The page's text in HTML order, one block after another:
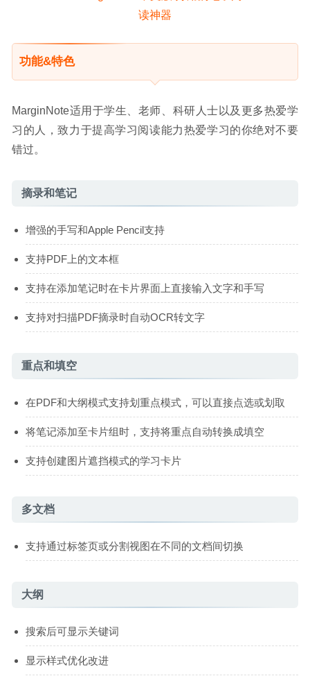
功能&特色
MarginNote适用于学生、老师、科研人士以及更多热爱学
习的人，致力于提高学习阅读能力热爱学习的你绝对不要
错过。
摘录和笔记
增强的手写和Apple Pencil支持
支持PDF上的文本框
支持在添加笔记时在卡片界面上直接输入文字和手写
支持对扫描PDF摘录时自动OCR转文字
重点和填空
在PDF和大纲模式支持划重点模式，可以直接点选或划取
将笔记添加至卡片组时，支持将重点自动转换成填空
支持创建图片遮挡模式的学习卡片
多文档
支持通过标签页或分割视图在不同的文档间切换
大纲
搜索后可显示关键词
显示样式优化改进